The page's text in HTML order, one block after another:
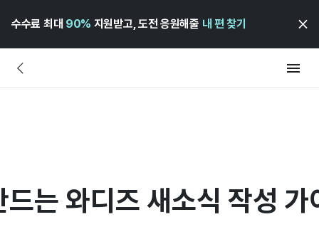
수수료 최대 90% 지원받고, 도전 응원해줄 내 편 찾기
는 와디즈 새소식 작성